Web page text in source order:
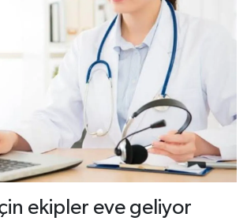
ekipler eve geliyor